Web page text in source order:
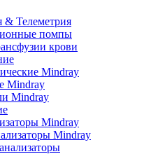
& Телеметрия
помпы
крови
Mindray
Mindray
Mindray
Mindray
Mindray